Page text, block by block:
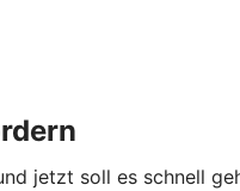
jetzt soll es schnell